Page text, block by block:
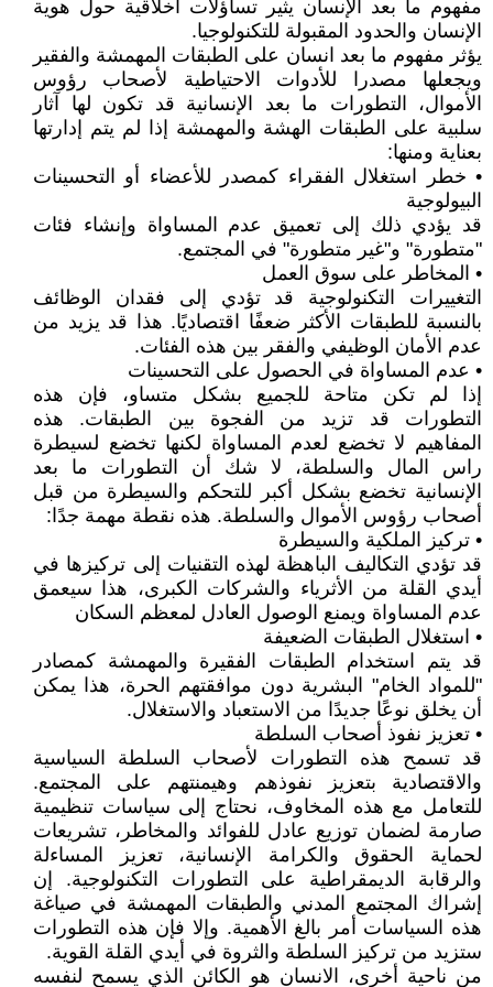
مفهوم ما بعد الإنسان يثير تساؤلات أخلاقية حول هوية
الإنسان والحدود المقبولة للتكنولوجيا.
يؤثر مفهوم ما بعد انسان على الطبقات المهمشة والفقير
ويجعلها مصدرا للأدوات الاحتياطية لأصحاب رؤوس
الأموال، التطورات ما بعد الإنسانية قد تكون لها آثار
سلبية على الطبقات الهشة والمهمشة إذا لم يتم إدارتها
بعناية ومنها:
• خطر استغلال الفقراء كمصدر للأعضاء أو التحسينات
البيولوجية
قد يؤدي ذلك إلى تعميق عدم المساواة وإنشاء فئات
"متطورة" و"غير متطورة" في المجتمع.
• المخاطر على سوق العمل
التغييرات التكنولوجية قد تؤدي إلى فقدان الوظائف
بالنسبة للطبقات الأكثر ضعفًا اقتصاديًا. هذا قد يزيد من
عدم الأمان الوظيفي والفقر بين هذه الفئات.
• عدم المساواة في الحصول على التحسينات
إذا لم تكن متاحة للجميع بشكل متساو، فإن هذه
التطورات قد تزيد من الفجوة بين الطبقات. هذه
المفاهيم لا تخضع لعدم المساواة لكنها تخضع لسيطرة
راس المال والسلطة، لا شك أن التطورات ما بعد
الإنسانية تخضع بشكل أكبر للتحكم والسيطرة من قبل
أصحاب رؤوس الأموال والسلطة. هذه نقطة مهمة جدًا:
• تركيز الملكية والسيطرة
قد تؤدي التكاليف الباهظة لهذه التقنيات إلى تركيزها في
أيدي القلة من الأثرياء والشركات الكبرى، هذا سيعمق
عدم المساواة ويمنع الوصول العادل لمعظم السكان
• استغلال الطبقات الضعيفة
قد يتم استخدام الطبقات الفقيرة والمهمشة كمصادر
"للمواد الخام" البشرية دون موافقتهم الحرة، هذا يمكن
أن يخلق نوعًا جديدًا من الاستعباد والاستغلال.
• تعزيز نفوذ أصحاب السلطة
قد تسمح هذه التطورات لأصحاب السلطة السياسية
والاقتصادية بتعزيز نفوذهم وهيمنتهم على المجتمع.
للتعامل مع هذه المخاوف، نحتاج إلى سياسات تنظيمية
صارمة لضمان توزيع عادل للفوائد والمخاطر، تشريعات
لحماية الحقوق والكرامة الإنسانية، تعزيز المساءلة
والرقابة الديمقراطية على التطورات التكنولوجية. إن
إشراك المجتمع المدني والطبقات المهمشة في صياغة
هذه السياسات أمر بالغ الأهمية. وإلا فإن هذه التطورات
ستزيد من تركيز السلطة والثروة في أيدي القلة القوية.
من ناحية أخرى، الانسان هو الكائن الذي يسمح لنفسه